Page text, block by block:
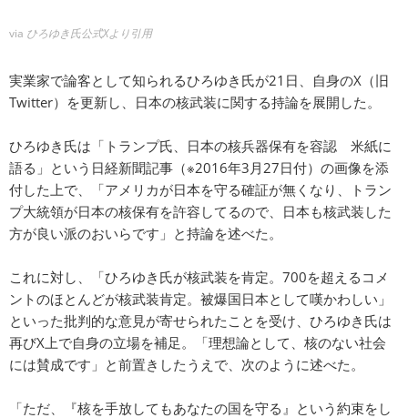
via ひろゆき氏公式Xより引用
実業家で論客として知られるひろゆき氏が21日、自身のX（旧
Twitter）を更新し、日本の核武装に関する持論を展開した。
ひろゆき氏は「トランプ氏、日本の核兵器保有を容認 米紙に
語る」という日経新聞記事（※2016年3月27日付）の画像を添
付した上で、「アメリカが日本を守る確証が無くなり、トラン
プ大統領が日本の核保有を許容してるので、日本も核武装した
方が良い派のおいらです」と持論を述べた。
これに対し、「ひろゆき氏が核武装を肯定。700を超えるコメ
ントのほとんどが核武装肯定。被爆国日本として嘆かわしい」
といった批判的な意見が寄せられたことを受け、ひろゆき氏は
再びX上で自身の立場を補足。「理想論として、核のない社会
には賛成です」と前置きしたうえで、次のように述べた。
「ただ、『核を手放してもあなたの国を守る』という約束をし